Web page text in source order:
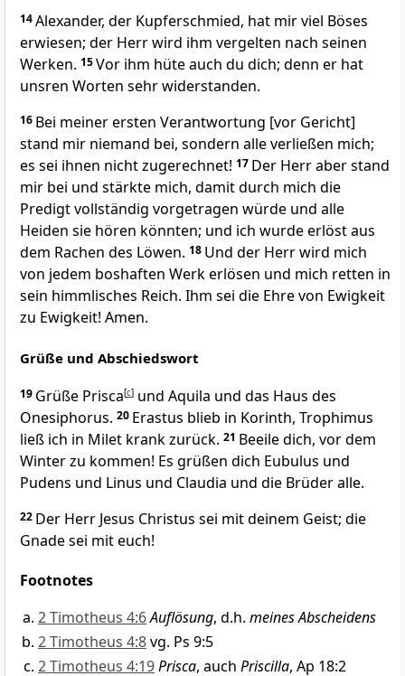
14Alexander, der Kupferschmied, hat mir viel Böses
erwiesen; der Herr wird ihm vergelten nach seinen
Werken. 15Vor ihm hüte auch du dich; denn er hat
unsren Worten sehr widerstanden.
16 Bei meiner ersten Verantwortung [vor Gericht]
stand mir niemand bei, sondern alle verließen mich;
es sei ihnen nicht zugerechnet! 17 Der Herr aber stand
mir bei und stärkte mich, damit durch mich die
Predigt vollständig vorgetragen würde und alle
Heiden sie hören könnten; und ich wurde erlöst aus
dem Rachen des Löwen. 18 Und der Herr wird mich
von jedem boshaften Werk erlösen und mich retten in
sein himmlisches Reich. Ihm sei die Ehre von Ewigkeit
zu Ewigkeit! Amen.
Grüße und Abschiedswort
19 Grüße Prisca[c] und Aquila und das Haus des
Onesiphorus. 20 Erastus blieb in Korinth, Trophimus
ließ ich in Milet krank zurück. 21 Beeile dich, vor dem
Winter zu kommen! Es grüßen dich Eubulus und
Pudens und Linus und Claudia und die Brüder alle.
22 Der Herr Jesus Christus sei mit deinem Geist; die
Gnade sei mit euch!
Footnotes
2 Timotheus 4:6Auflösung, d.h. meines Abscheidens
2 Timotheus 4:8vg. Ps 9:5
2 Timotheus 4:19Prisca, auch Priscilla, Ap 18:2